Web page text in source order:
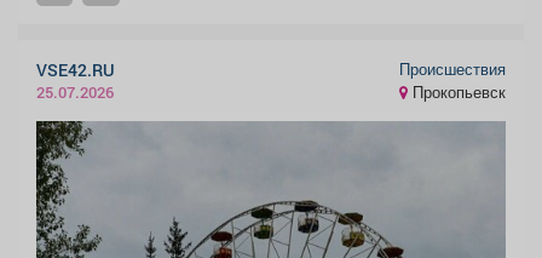
VSE42.RU
25.07.2026
Происшествия
Прокопьевск